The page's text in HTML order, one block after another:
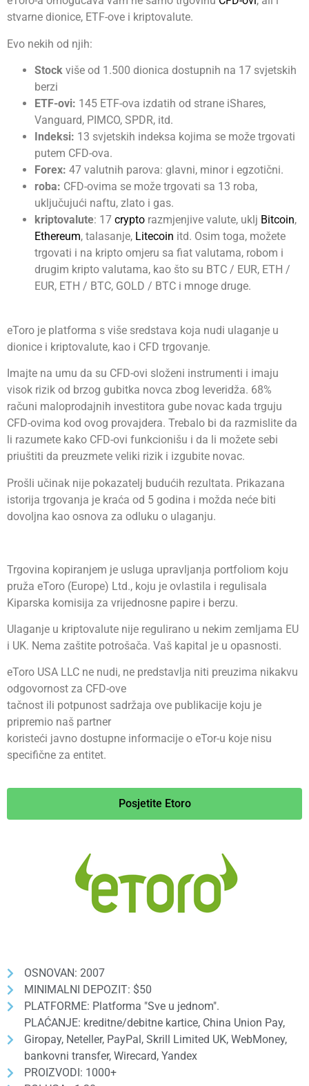
stvarne dionice, ETF-ove i kriptovalute.
Evo nekih od njih:
Stock više od 1.500 dionica dostupnih na 17 svjetskih
berzi
ETF-ovi: 145 ETF-ova izdatih od strane iShares,
Vanguard, PIMCO, SPDR, itd.
Indeksi: 13 svjetskih indeksa kojima se može trgovati
putem CFD-ova.
Forex: 47 valutnih parova: glavni, minor i egzotični.
roba: CFD-ovima se može trgovati sa 13 roba,
uključujući naftu, zlato i gas.
kriptovalute: 17 crypto razmjenjive valute, uklj Bitcoin,
Ethereum, talasanje, Litecoin itd. Osim toga, možete
trgovati i na kripto omjeru sa fiat valutama, robom i
drugim kripto valutama, kao što su BTC / EUR, ETH /
EUR, ETH / BTC, GOLD / BTC i mnoge druge.
eToro je platforma s više sredstava koja nudi ulaganje u
dionice i kriptovalute, kao i CFD trgovanje.
Imajte na umu da su CFD-ovi složeni instrumenti i imaju
visok rizik od brzog gubitka novca zbog leveridža. 68%
računi maloprodajnih investitora gube novac kada trguju
CFD-ovima kod ovog provajdera. Trebalo bi da razmislite da
li razumete kako CFD-ovi funkcionišu i da li možete sebi
priuštiti da preuzmete veliki rizik i izgubite novac.
Prošli učinak nije pokazatelj budućih rezultata. Prikazana
istorija trgovanja je kraća od 5 godina i možda neće biti
dovoljna kao osnova za odluku o ulaganju.
Trgovina kopiranjem je usluga upravljanja portfoliom koju
pruža eToro (Europe) Ltd., koju je ovlastila i regulisala
Kiparska komisija za vrijednosne papire i berzu.
Ulaganje u kriptovalute nije regulirano u nekim zemljama EU
i UK. Nema zaštite potrošača. Vaš kapital je u opasnosti.
eToro USA LLC ne nudi, ne predstavlja niti preuzima nikakvu
odgovornost za CFD-ove
tačnost ili potpunost sadržaja ove publikacije koju je
pripremio naš partner
koristeći javno dostupne informacije o eTor-u koje nisu
specifične za entitet.
Posjetite Etoro
OSNOVAN: 2007
MINIMALNI DEPOZIT: $50
PLATFORME: Platforma "Sve u jednom".
PLAĆANJE: kreditne/debitne kartice, China Union Pay,
Giropay, Neteller, PayPal, Skrill Limited UK, WebMoney,
bankovni transfer, Wirecard, Yandex
PROIZVODI: 1000+